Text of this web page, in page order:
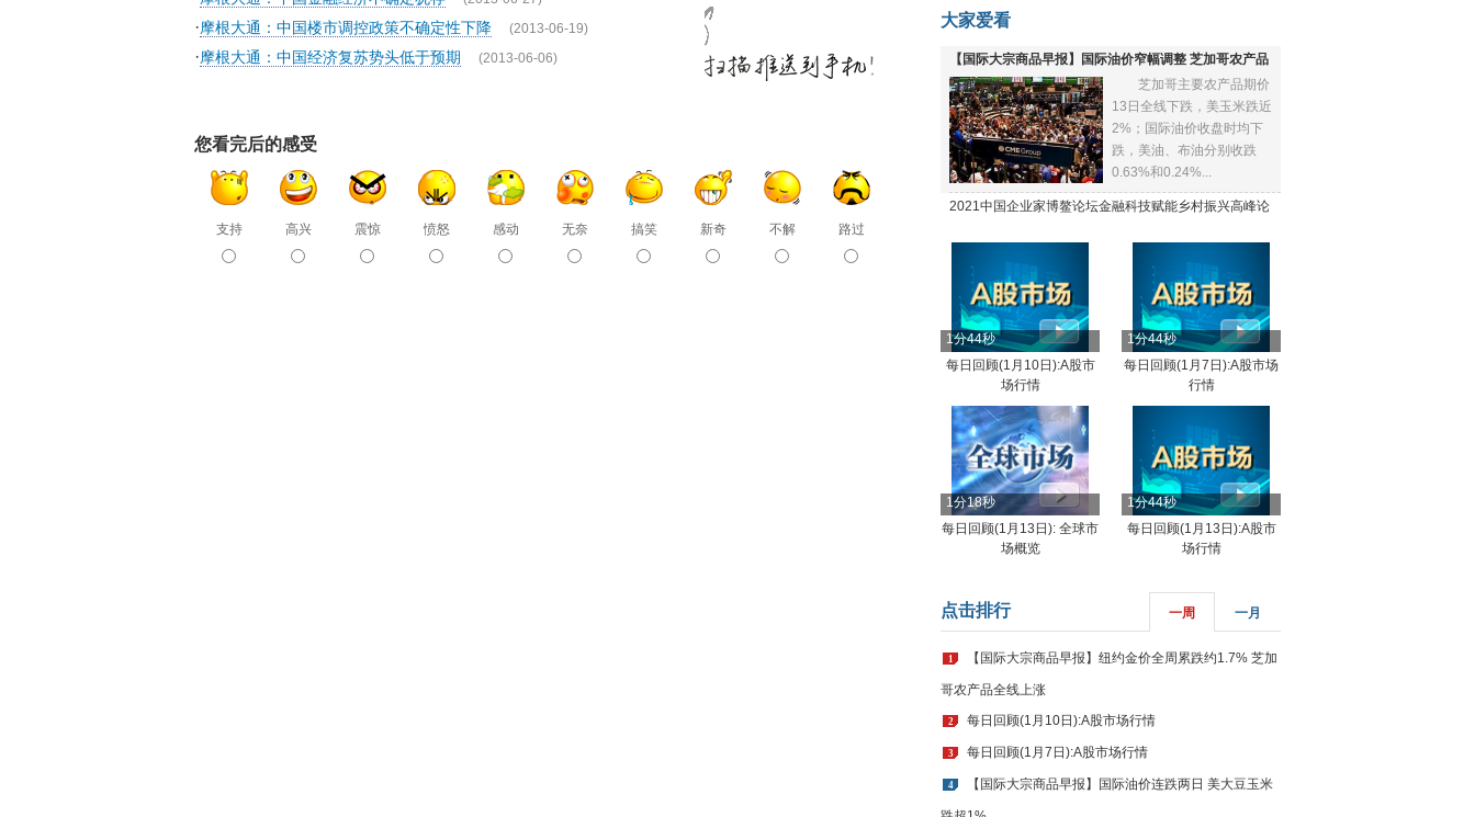
·摩根大通：中国楼市调控政策不确定性下降 (2013-06-19)
·摩根大通：中国经济复苏势头低于预期 (2013-06-06)
您看完后的感受
支持 高兴 震惊 愤怒 感动 无奈 搞笑 新奇 不解 路过
大家爱看
【国际大宗商品早报】国际油价窄幅调整 芝加哥农产品
全线下跌
芝加哥主要农产品期价
13日全线下跌，美玉米跌近
2%；国际油价收盘时均下
跌，美油、布油分别收跌
0.63%和0.24%...
2021中国企业家博鳌论坛金融科技赋能乡村振兴高峰论
1分44秒
每日回顾(1月10日):A股市
场行情
1分44秒
每日回顾(1月7日):A股市场
行情
1分18秒
每日回顾(1月13日): 全球市
场概览
1分44秒
每日回顾(1月13日):A股市
场行情
点击排行 一周 一月
1 【国际大宗商品早报】纽约金价全周累跌约1.7% 芝加
哥农产品全线上涨
2 每日回顾(1月10日):A股市场行情
3 每日回顾(1月7日):A股市场行情
4 【国际大宗商品早报】国际油价连跌两日 美大豆玉米